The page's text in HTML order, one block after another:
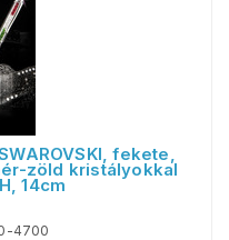
fekete,
zöld kristályokkal
14cm
4700